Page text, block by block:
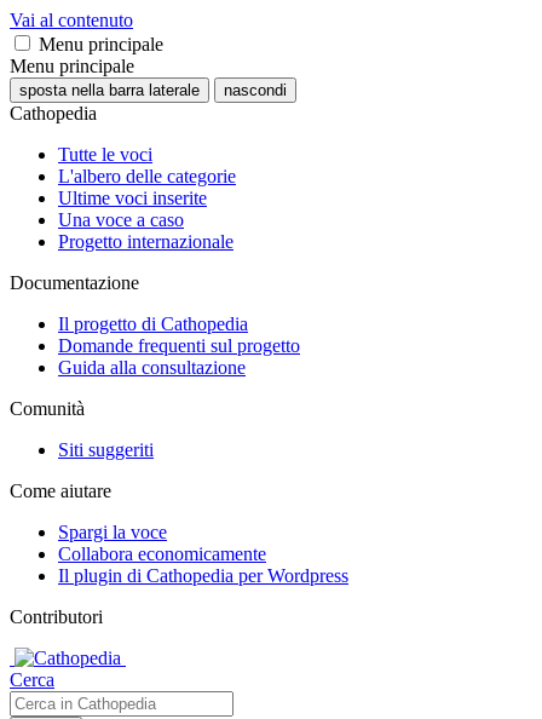
Vai al contenuto
Menu principale
Menu principale
sposta nella barra laterale nascondi
Cathopedia
Tutte le voci
L'albero delle categorie
Ultime voci inserite
Una voce a caso
Progetto internazionale
Documentazione
Il progetto di Cathopedia
Domande frequenti sul progetto
Guida alla consultazione
Comunità
Siti suggeriti
Come aiutare
Spargi la voce
Collabora economicamente
Il plugin di Cathopedia per Wordpress
Contributori
Cerca